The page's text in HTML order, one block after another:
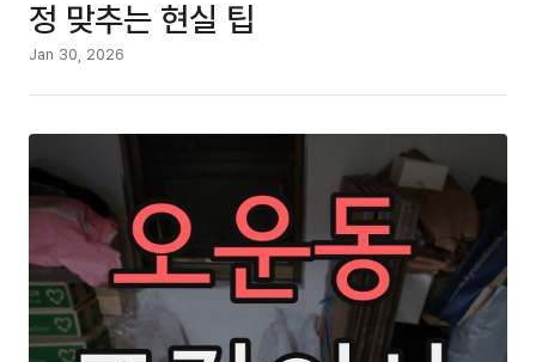
정 맞추는 현실 팁
Jan 30, 2026